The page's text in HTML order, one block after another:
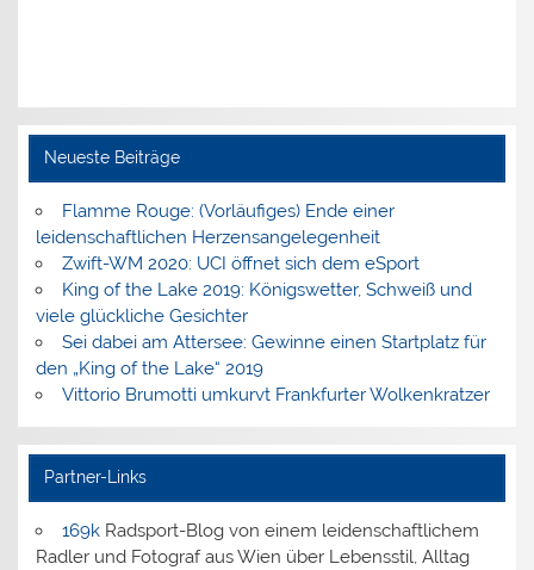
Neueste Beiträge
Flamme Rouge: (Vorläufiges) Ende einer
leidenschaftlichen Herzensangelegenheit
Zwift-WM 2020: UCI öffnet sich dem eSport
King of the Lake 2019: Königswetter, Schweiß und
viele glückliche Gesichter
Sei dabei am Attersee: Gewinne einen Startplatz für
den „King of the Lake“ 2019
Vittorio Brumotti umkurvt Frankfurter Wolkenkratzer
Partner-Links
169kRadsport-Blog von einem leidenschaftlichem
Radler und Fotograf aus Wien über Lebensstil, Alltag